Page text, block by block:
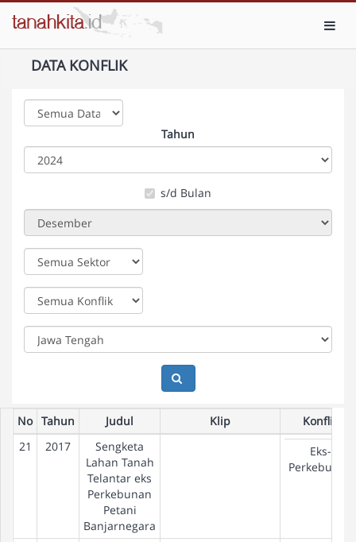
DATA KONFLIK
Tahun
s/d Bulan
No Tahun Judul Klip
Konflik
21
2017
Sengketa
Lahan Tanah
Telantar eks
Perkebunan
Petani
Banjarnegara
Eks-
Perkebunan